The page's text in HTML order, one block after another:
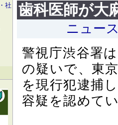
歯科医師が大
ニュー
警視庁渋谷署は２６日までに、大麻取締法違反（所持）
の疑いで、東
を現行犯逮捕
容疑を認めて